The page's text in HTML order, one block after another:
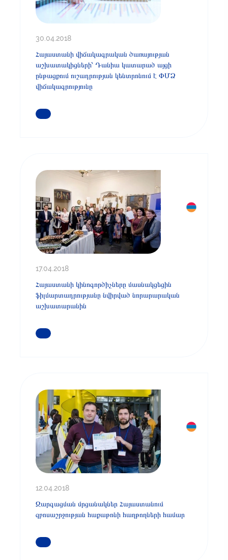
30.04.2018
Հայաստանի վիճակագրական ծառայության
աշխատակիցների՝ Դանիա կատարած այցի
ընթացքում ուշադրության կենտրոնում է ՓՄՁ
վիճակագրությունը
ԿԱՐԴԱՑԵՔ ԱՎԵԼԻՆ
17.04.2018
Հայաստանի կինոգործիչները մասնակցեցին
ֆիլմարտադրությանը նվիրված նորարարական
աշխատարանին
ԿԱՐԴԱՑԵՔ ԱՎԵԼԻՆ
12.04.2018
Զարգացման մրցանակներ Հայաստանում
զբոսաշրջության հաքաթոնի հաղթողների համար
ԿԱՐԴԱՑԵՔ ԱՎԵԼԻՆ